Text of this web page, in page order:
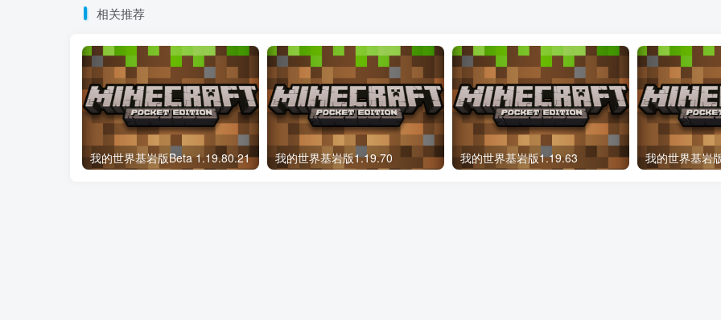
相关推荐
我的世界基岩版Beta 1.19.80.21 我的世界基岩版1.19.70 我的世界基岩版1.19.63 我的世界基岩